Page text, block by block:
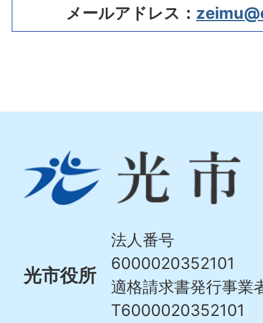
メールアドレス：
市
Hikari
光市役所
法人番号
6000020352101
適格請求書発行事業
T6000020352101